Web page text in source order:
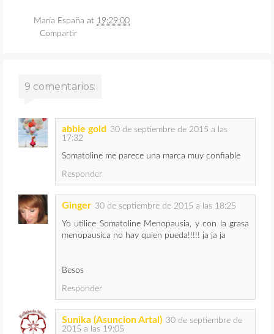
María España at 19:29:00
Compartir
9 comentarios:
abbie gold
30 de septiembre de 2015 a las
17:32
Somatoline me parece una marca muy confiable
Responder
Ginger 30 de septiembre de 2015 a las 18:25
Yo utilice Somatoline Menopausia, y con la grasa
menopausica no hay quien pueda!!!!! ja ja ja
Besos
Responder
Sunika (Asuncion Artal) 30 de septiembre de
2015 a las 19:05